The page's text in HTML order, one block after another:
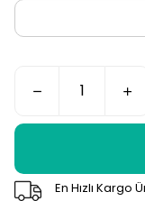
En Hızlı Kargo